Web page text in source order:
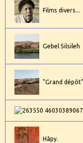
Films divers...
Gebel Silsileh
"Grand
Hâpy.